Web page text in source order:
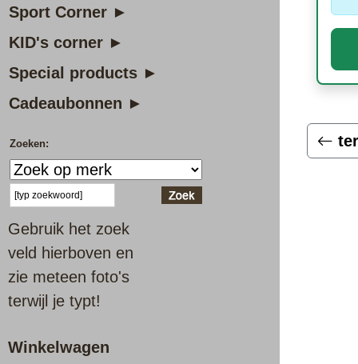
Sport Corner ►
KID's corner ►
Special products ►
Cadeaubonnen ►
Zoeken:
Gebruik het zoek
veld hierboven en
zie meteen foto's
terwijl je typt!
Winkelwagen